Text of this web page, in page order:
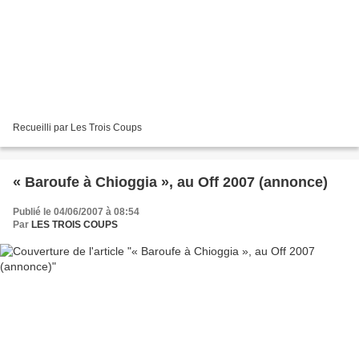
Recueilli par Les Trois Coups
« Baroufe à Chioggia », au Off 2007 (annonce)
Publié le 04/06/2007 à 08:54
Par LES TROIS COUPS